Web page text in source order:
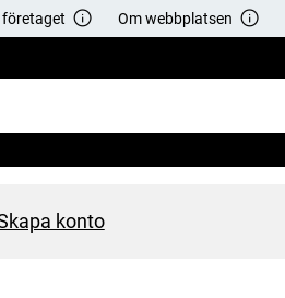
företaget Om webbplatsen
konto